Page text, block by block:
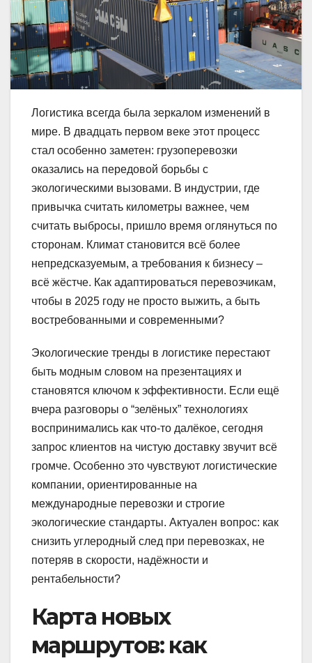
Логистика всегда была зеркалом изменений в
мире. В двадцать первом веке этот процесс
стал особенно заметен: грузоперевозки
оказались на передовой борьбы с
экологическими вызовами. В индустрии, где
привычка считать километры важнее, чем
считать выбросы, пришло время оглянуться по
сторонам. Климат становится всё более
непредсказуемым, а требования к бизнесу –
всё жёстче. Как адаптироваться перевозчикам,
чтобы в 2025 году не просто выжить, а быть
востребованными и современными?
Экологические тренды в логистике перестают
быть модным словом на презентациях и
становятся ключом к эффективности. Если ещё
вчера разговоры о “зелёных” технологиях
воспринимались как что-то далёкое, сегодня
запрос клиентов на чистую доставку звучит всё
громче. Особенно это чувствуют логистические
компании, ориентированные на
международные перевозки и строгие
экологические стандарты. Актуален вопрос: как
снизить углеродный след при перевозках, не
потеряв в скорости, надёжности и
рентабельности?
Карта новых
маршрутов: как